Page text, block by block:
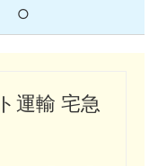
○
運輸 宅急